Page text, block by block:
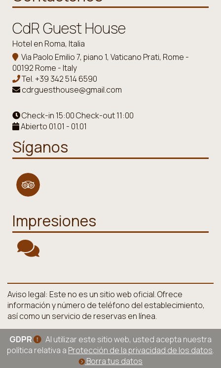
CdR Guest House
Hotel en Roma, Italia
Via Paolo Emilio 7, piano 1, Vaticano Prati, Rome -
00192 Rome - Italy
Tel.+39 342 514 6590
cdrguesthouse@gmail.com
Check-in 15:00 Check-out 11:00
Abierto 01.01 - 01.01
Síganos
Impresiones
Aviso legal: Este no es un sitio web oficial. Ofrece
información y número de teléfono del establecimiento,
así como un servicio de reservas en línea.
GDPR
Al utilizar este sitio web, usted acepta nuestra
política relativa a Protección de la privacidad de los datos.
Borra tus datos